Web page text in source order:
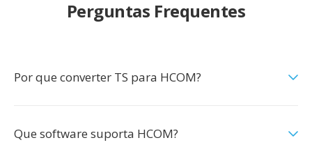
Perguntas Frequentes
Por que converter TS para HCOM?
Que software suporta HCOM?